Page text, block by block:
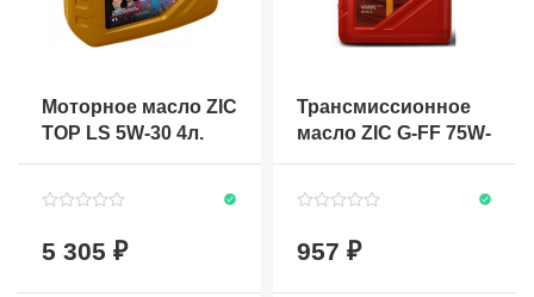
Моторное масло ZIC
TOP LS 5W-30 4л.
синтетическое
5 305
Трансмиссионное
масло ZIC G-FF 75W-
85 1л.
957